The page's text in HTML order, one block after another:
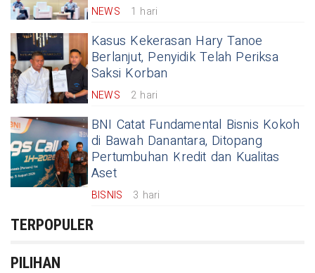
NEWS 1 hari
Kasus Kekerasan Hary Tanoe
Berlanjut, Penyidik Telah Periksa
Saksi Korban
NEWS 2 hari
BNI Catat Fundamental Bisnis Kokoh
di Bawah Danantara, Ditopang
Pertumbuhan Kredit dan Kualitas
Aset
BISNIS 3 hari
TERPOPULER
PILIHAN